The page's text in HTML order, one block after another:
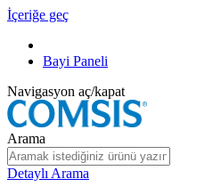
İçeriğe geç
Bayi Paneli
Navigasyon aç/kapat
Arama
Detaylı Arama